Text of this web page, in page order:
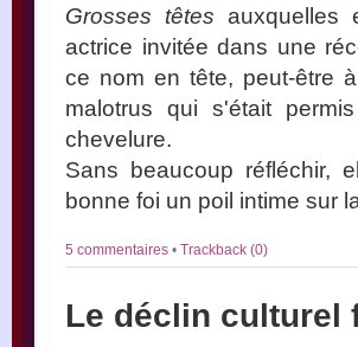
Grosses têtes auxquelles
actrice invitée dans une
ce nom en tête, peut-être
malotrus qui s'était
chevelure.
Sans beaucoup réfléchir,
bonne foi un poil intime sur
5 commentaires • Trackback (0)
Le déclin culturel